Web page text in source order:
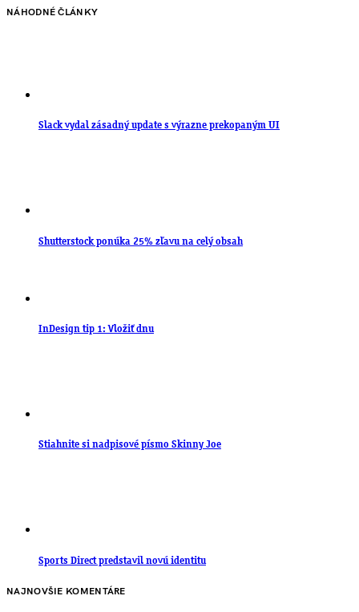
NÁHODNÉ ČLÁNKY
Slack vydal zásadný update s výrazne prekopaným UI
Shutterstock ponúka 25% zľavu na celý obsah
InDesign tip 1: Vložiť dnu
Stiahnite si nadpisové písmo Skinny Joe
Sports Direct predstavil novú identitu
NAJNOVŠIE KOMENTÁRE